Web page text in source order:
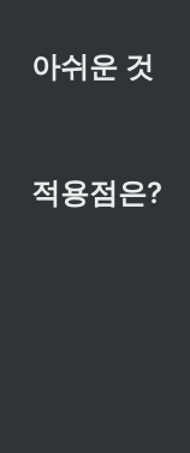
아쉬운 것
적용점은?